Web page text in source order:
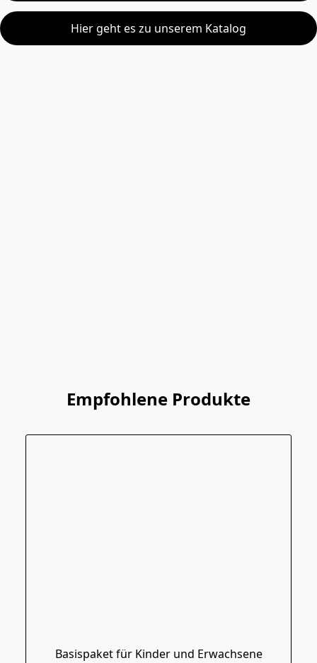
Hier geht es zu unserem Katalog
Empfohlene Produkte
Basispaket für Kinder und Erwachsene